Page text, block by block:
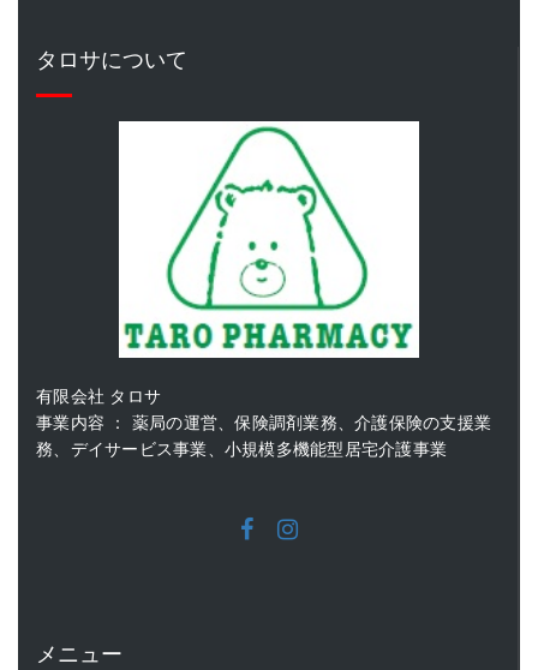
タロサについて
有限会社 タロサ
事業内容 ： 薬局の運営、保険調剤業務、介護保険の支援業
務、デイサービス事業、小規模多機能型居宅介護事業
メニュー